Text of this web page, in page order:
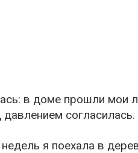
в доме прошли мои
согласилась.
я поехала в